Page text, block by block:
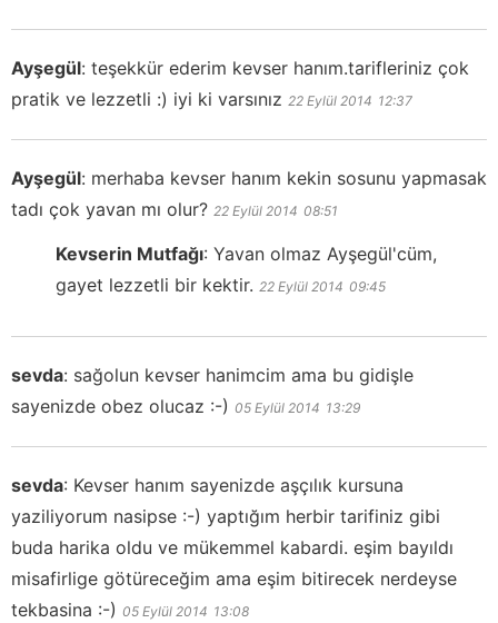
Ayşegül: teşekkür ederim kevser hanım.tarifleriniz çok
pratik ve lezzetli :) iyi ki varsınız 22 Eylül 2014 12:37
Ayşegül: merhaba kevser hanım kekin sosunu yapmasak
tadı çok yavan mı olur? 22 Eylül 2014 08:51
Kevserin Mutfağı: Yavan olmaz Ayşegül'cüm,
gayet lezzetli bir kektir. 22 Eylül 2014 09:45
sevda: sağolun kevser hanimcim ama bu gidişle
sayenizde obez olucaz :-) 05 Eylül 2014 13:29
sevda: Kevser hanım sayenizde aşçılık kursuna
yaziliyorum nasipse :-) yaptığım herbir tarifiniz gibi
buda harika oldu ve mükemmel kabardi. eşim bayıldı
misafirlige götüreceğim ama eşim bitirecek nerdeyse
tekbasina :-) 05 Eylül 2014 13:08